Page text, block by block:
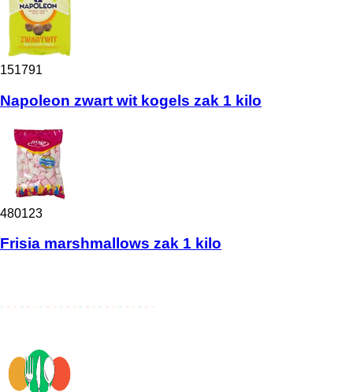
151791
Napoleon zwart wit kogels zak 1 kilo
480123
Frisia marshmallows zak 1 kilo